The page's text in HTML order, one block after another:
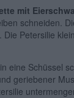
mit
schneiden.
Die Petersilie
eine Schüssel
geriebener